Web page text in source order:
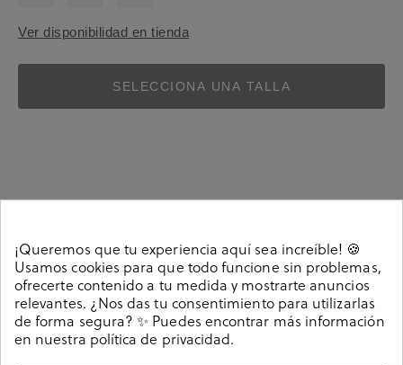
Ver disponibilidad en tienda
SELECCIONA UNA TALLA
Deportivos MUNICH DASH SPORT en verde. Cierre con
cordones. Memory foam
Referencia206724
¡Queremos que tu experiencia aquí sea increíble! 🍪
Usamos cookies para que todo funcione sin problemas,
ofrecerte contenido a tu medida y mostrarte anuncios
relevantes. ¿Nos das tu consentimiento para utilizarlas
de forma segura? ✨ Puedes encontrar más información
en nuestra política de privacidad.